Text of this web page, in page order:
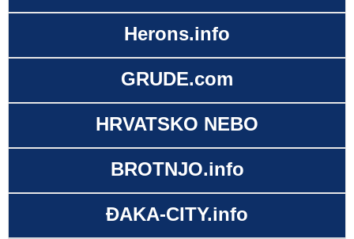
Herons.info
GRUDE.com
HRVATSKO NEBO
BROTNJO.info
ĐAKA-CITY.info